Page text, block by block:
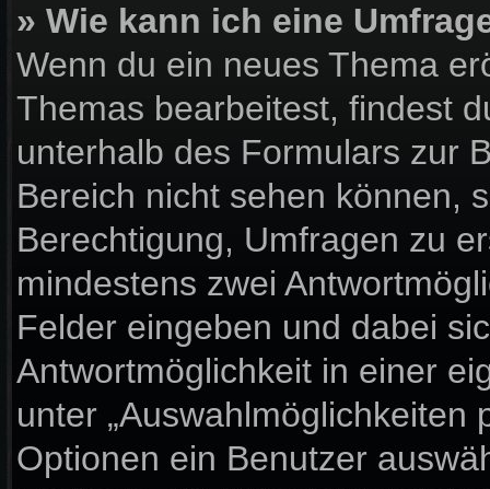
» Wie kann ich eine
Wenn du ein neues Thema
Themas bearbeitest, findest
unterhalb des Formulars zur
Bereich nicht sehen können,
Berechtigung, Umfragen zu
mindestens zwei
Felder eingeben und dabei
Antwortmöglichkeit in einer
unter „Auswahlmöglichkeiten
Optionen ein Benutzer